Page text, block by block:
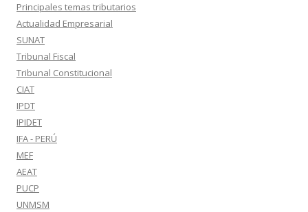
Principales temas tributarios
Actualidad Empresarial
SUNAT
Tribunal Fiscal
Tribunal Constitucional
CIAT
IPDT
IPIDET
IFA - PERÚ
MEF
AEAT
PUCP
UNMSM